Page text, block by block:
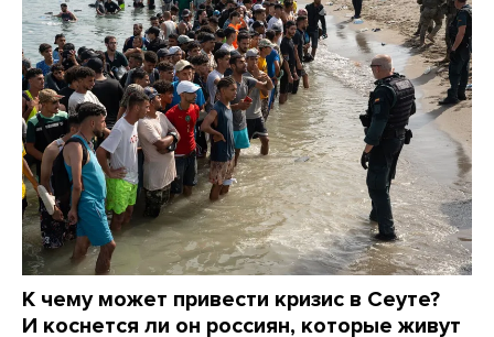
К чему может привести кризис в Сеуте?
И коснется ли он россиян, которые живут